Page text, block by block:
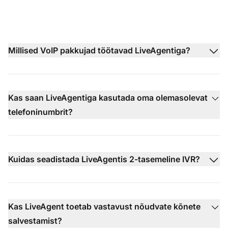
Millised VoIP pakkujad töötavad LiveAgentiga?
Kas saan LiveAgentiga kasutada oma olemasolevat
telefoninumbrit?
Kuidas seadistada LiveAgentis 2-tasemeline IVR?
Kas LiveAgent toetab vastavust nõudvate kõnete
salvestamist?